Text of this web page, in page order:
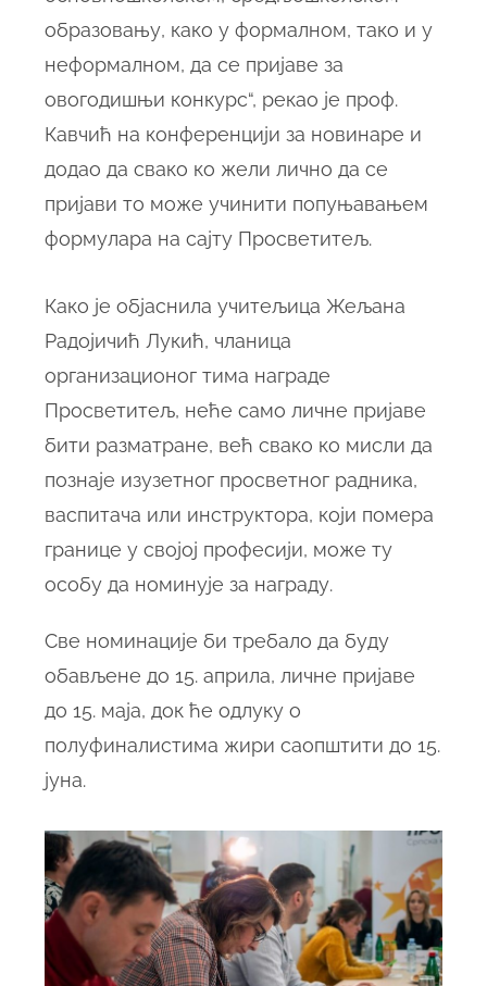
образовању, како у формалном, тако и у
неформалном, да се пријаве за
овогодишњи конкурс“, рекао је проф.
Кавчић на конференцији за новинаре и
додао да свако ко жели лично да се
пријави то може учинити попуњавањем
формулара на сајту Просветитељ.
Како је објаснила учитељица Жељана
Радојичић Лукић, чланица
организационог тима награде
Просветитељ, неће само личне пријаве
бити разматране, већ свако ко мисли да
познаје изузетног просветног радника,
васпитача или инструктора, који помера
границе у својој професији, може ту
особу да номинује за награду.
Све номинације би требало да буду
обављене до 15. априла, личне пријаве
до 15. маја, док ће одлуку о
полуфиналистима жири саопштити до 15.
јуна.